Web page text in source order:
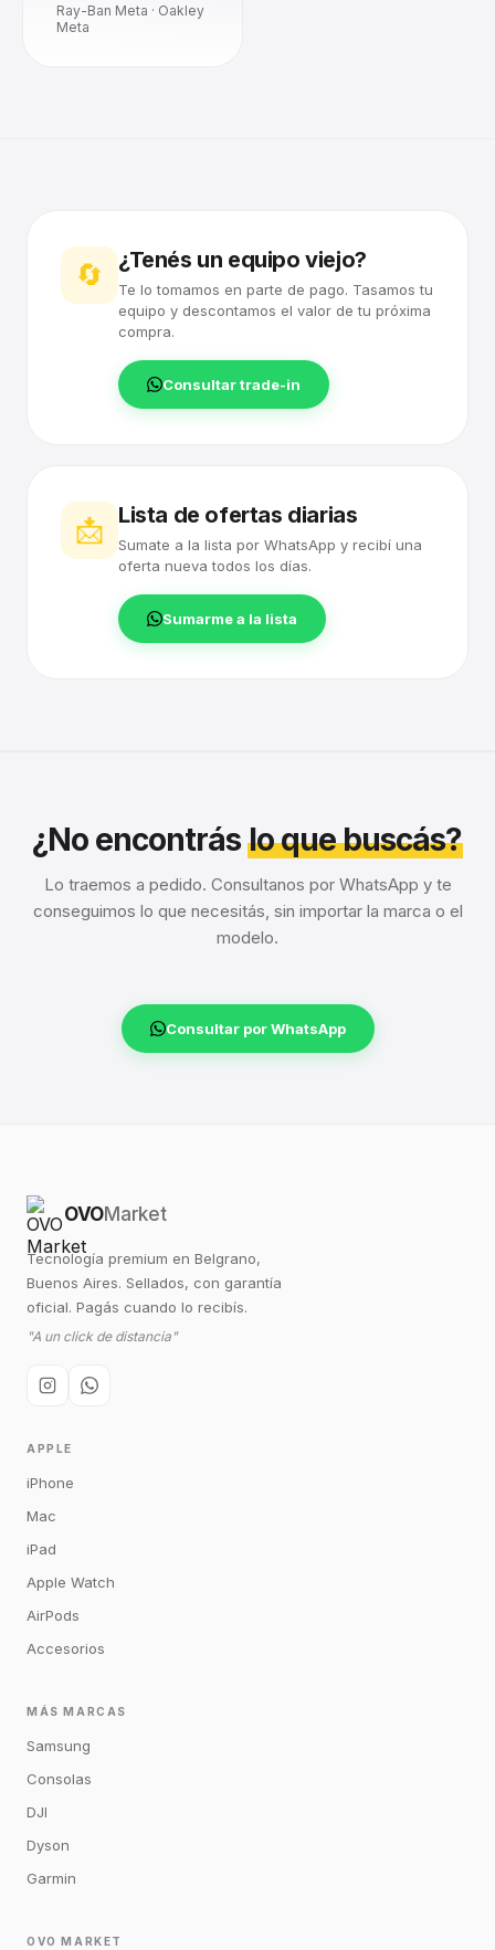
Ray-Ban Meta · Oakley
Meta
🔄 ¿Tenés un equipo viejo?
Te lo tomamos en parte de pago. Tasamos tu
equipo y descontamos el valor de tu próxima
compra.
Consultar trade-in
📩 Lista de ofertas diarias
Sumate a la lista por WhatsApp y recibí una
oferta nueva todos los días.
Sumarme a la lista
¿No encontráslo que buscás?
Lo traemos a pedido. Consultanos por WhatsApp y te
conseguimos lo que necesitás, sin importar la marca o el
modelo.
Consultar por WhatsApp
OVOMarket
Tecnología premium en Belgrano,
Buenos Aires. Sellados, con garantía
oficial. Pagás cuando lo recibís.
"A un click de distancia"
APPLE
iPhone
Mac
iPad
Apple Watch
AirPods
Accesorios
MÁS MARCAS
Samsung
Consolas
DJI
Dyson
Garmin
OVO MARKET